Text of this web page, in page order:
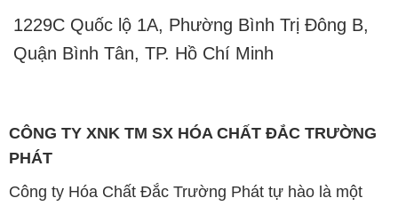
1229C Quốc lộ 1A, Phường Bình Trị Đông B,
Quận Bình Tân, TP. Hồ Chí Minh
CÔNG TY XNK TM SX HÓA CHẤT ĐẮC TRƯỜNG
PHÁT
Công ty Hóa Chất Đắc Trường Phát tự hào là một